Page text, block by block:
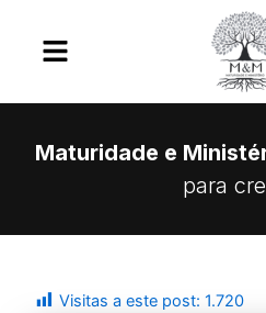
Maturidade e
para
Visitas a este post: 1.720